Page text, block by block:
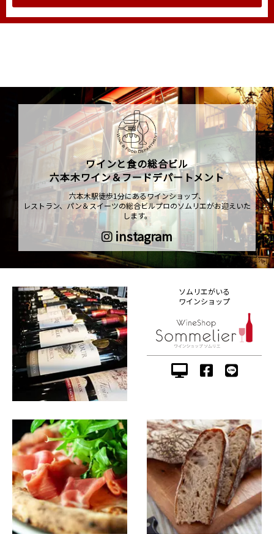
ワインと食の総合ビル
六本木ワイン＆フードデパートメント
六本木駅徒歩1分にあるワインショップ、
レストラン、パン＆スイーツの総合ビルプロのソムリエがお迎えいた
します。
instagram
ソムリエがいる
ワインショップ